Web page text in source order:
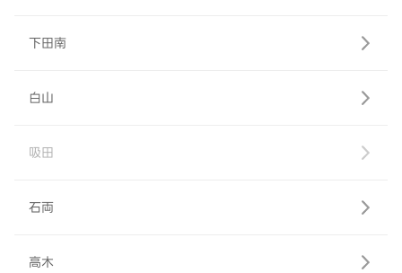
下田南
白山
吸田
石両
高木